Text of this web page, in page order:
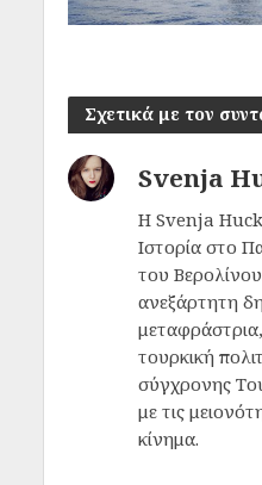
Σχετικά με τον
Svenja
Η Svenja
Ιστορία στο
του
ανεξάρτητη
τουρκική
σύγχρονης
με τις
κίνημα.